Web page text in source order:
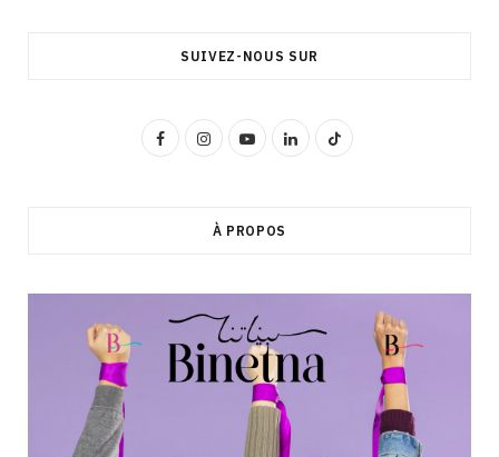
SUIVEZ-NOUS SUR
F
b
o
I
a
g
Y
u
b
e
L
e
d
I
T
o
À PROPOS